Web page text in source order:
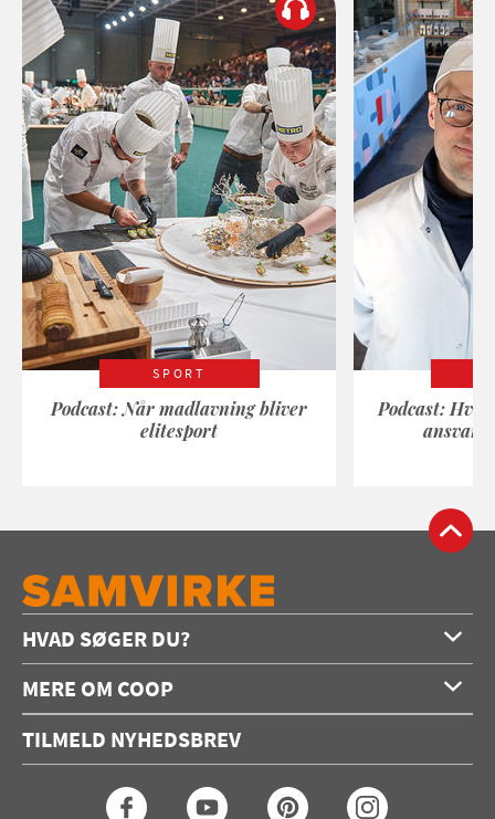
SPORT
Podcast: Når madlavning bliver
elitesport
Podcast:
HVAD SØGER DU?
Opskrifter
Konkurrencer
MERE OM COOP
Annoncering
Coop medlem
TILMELD NYHEDSBREV